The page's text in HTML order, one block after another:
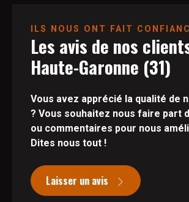
ILS NOUS ONT FAIT
Les avis de nos
Haute-Garonne (31)
Vous avez apprécié la qualité de
? Vous souhaitez nous faire part
ou commentaires pour nous
Dites nous tout !
Laisser un avis